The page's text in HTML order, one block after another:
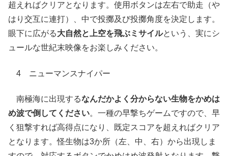
超えればクリアとなります。使用ボタンは左右で助走（や
はり交互に連打）、中で投擲及び投擲角度を決定します。
眼下に広がる大自然と上空を飛ぶミサイルという、実にシ
ュールな世紀末映像をお楽しみください。
4 ニューマンスナイパー
南極海に出現するなんだかよく分からない生物をかめは
め波で倒してください。一種の早撃ちゲームですので、早
く狙撃すれば高得点になり、既定スコアを超えればクリア
となります。怪生物は3か所（左、中、右）から出現しま